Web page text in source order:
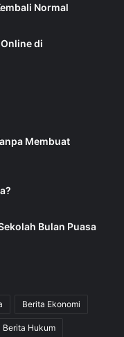
Normal
di
Membuat
Bulan Puasa
Berita Ekonomi
Berita Hukum